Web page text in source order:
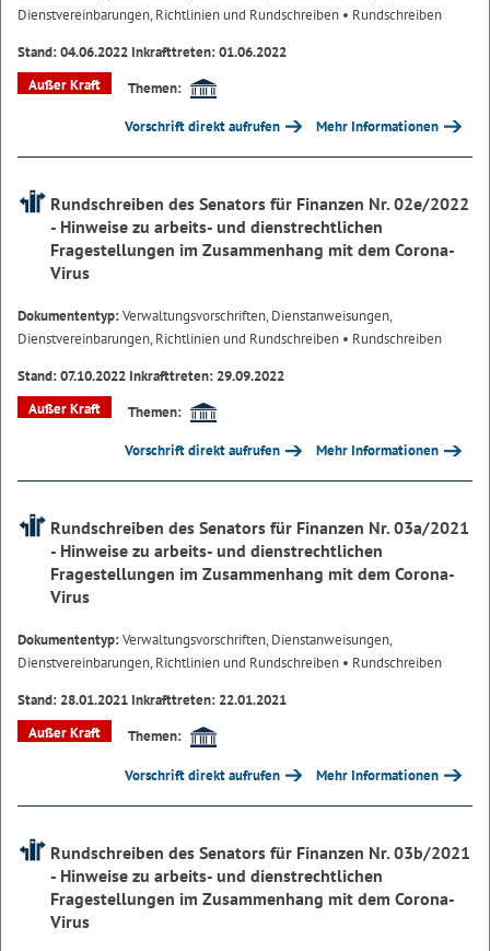
Dienstvereinbarungen, Richtlinien und Rundschreiben • Rundschreiben
Stand: 04.06.2022 Inkrafttreten: 01.06.2022
Außer Kraft
Themen:
Vorschrift direkt aufrufen Mehr Informationen
Rundschreiben des Senators für Finanzen Nr. 02e/2022
- Hinweise zu arbeits- und dienstrechtlichen
Fragestellungen im Zusammenhang mit dem Corona-
Virus
Dokumententyp:Verwaltungsvorschriften, Dienstanweisungen,
Dienstvereinbarungen, Richtlinien und Rundschreiben • Rundschreiben
Stand: 07.10.2022 Inkrafttreten: 29.09.2022
Außer Kraft
Themen:
Vorschrift direkt aufrufen Mehr Informationen
Rundschreiben des Senators für Finanzen Nr. 03a/2021
- Hinweise zu arbeits- und dienstrechtlichen
Fragestellungen im Zusammenhang mit dem Corona-
Virus
Dokumententyp:Verwaltungsvorschriften, Dienstanweisungen,
Dienstvereinbarungen, Richtlinien und Rundschreiben • Rundschreiben
Stand: 28.01.2021 Inkrafttreten: 22.01.2021
Außer Kraft
Themen:
Vorschrift direkt aufrufen Mehr Informationen
Rundschreiben des Senators für Finanzen Nr. 03b/2021
- Hinweise zu arbeits- und dienstrechtlichen
Fragestellungen im Zusammenhang mit dem Corona-
Virus